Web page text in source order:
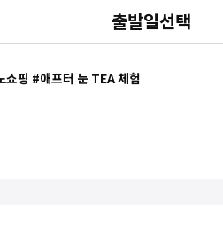
출발일선택
핑 #애프터 눈 TEA 체험